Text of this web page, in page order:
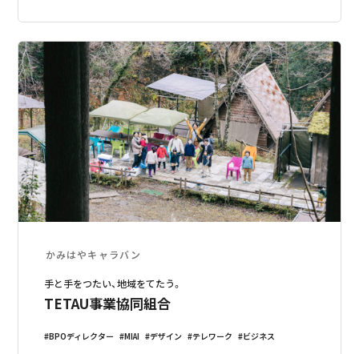
かみはやキャラバン
手と手をつたい、地域をてたう。
TETAU事業協同組合
BPOディレクター MIAI デザイン テレワーク ビジネス